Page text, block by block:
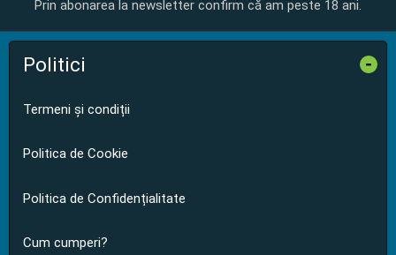
Prin abonarea la newsletter confirm că am peste 18 ani.
Politici -
Termeni și condiții
Politica de Cookie
Politica de Confidențialitate
Cum cumperi?